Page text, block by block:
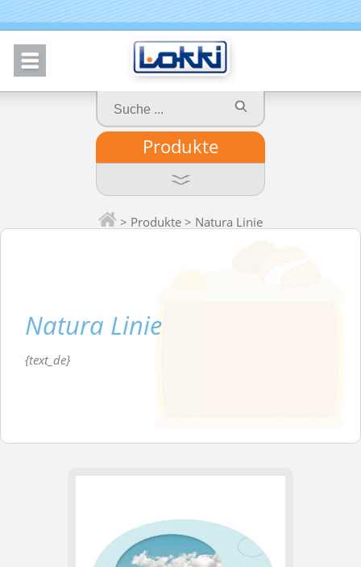
Produkte
> Produkte > Natura Linie
Natura Linie
{text_de}